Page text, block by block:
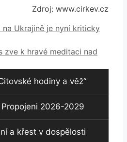
Zdroj: www.cirkev.cz
na Ukrajině je nyní kriticky
zve k hravé meditaci nad
hodiny a věž“
2026-2029
a křest v dospělosti